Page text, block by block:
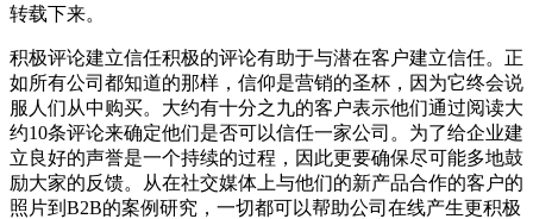
转载下来。
积极评论建立信任积极的评论有助于与潜在客户建立信任。正
如所有公司都知道的那样，信仰是营销的圣杯，因为它终会说
服人们从中购买。大约有十分之九的客户表示他们通过阅读大
约10条评论来确定他们是否可以信任一家公司。为了给企业建
立良好的声誉是一个持续的过程，因此更要确保尽可能多地鼓
励大家的反馈。从在社交媒体上与他们的新产品合作的客户的
照片到B2B的案例研究，一切都可以帮助公司在线产生更积极